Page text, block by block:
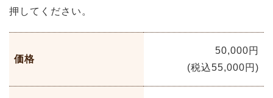
押してください。
価格
50,000円
(税込55,000円)